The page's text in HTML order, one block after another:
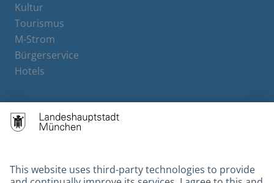
Kultur
Tourismus
M-Strom
Bürgerservice
Hotels
Contact
Gebärdensprache